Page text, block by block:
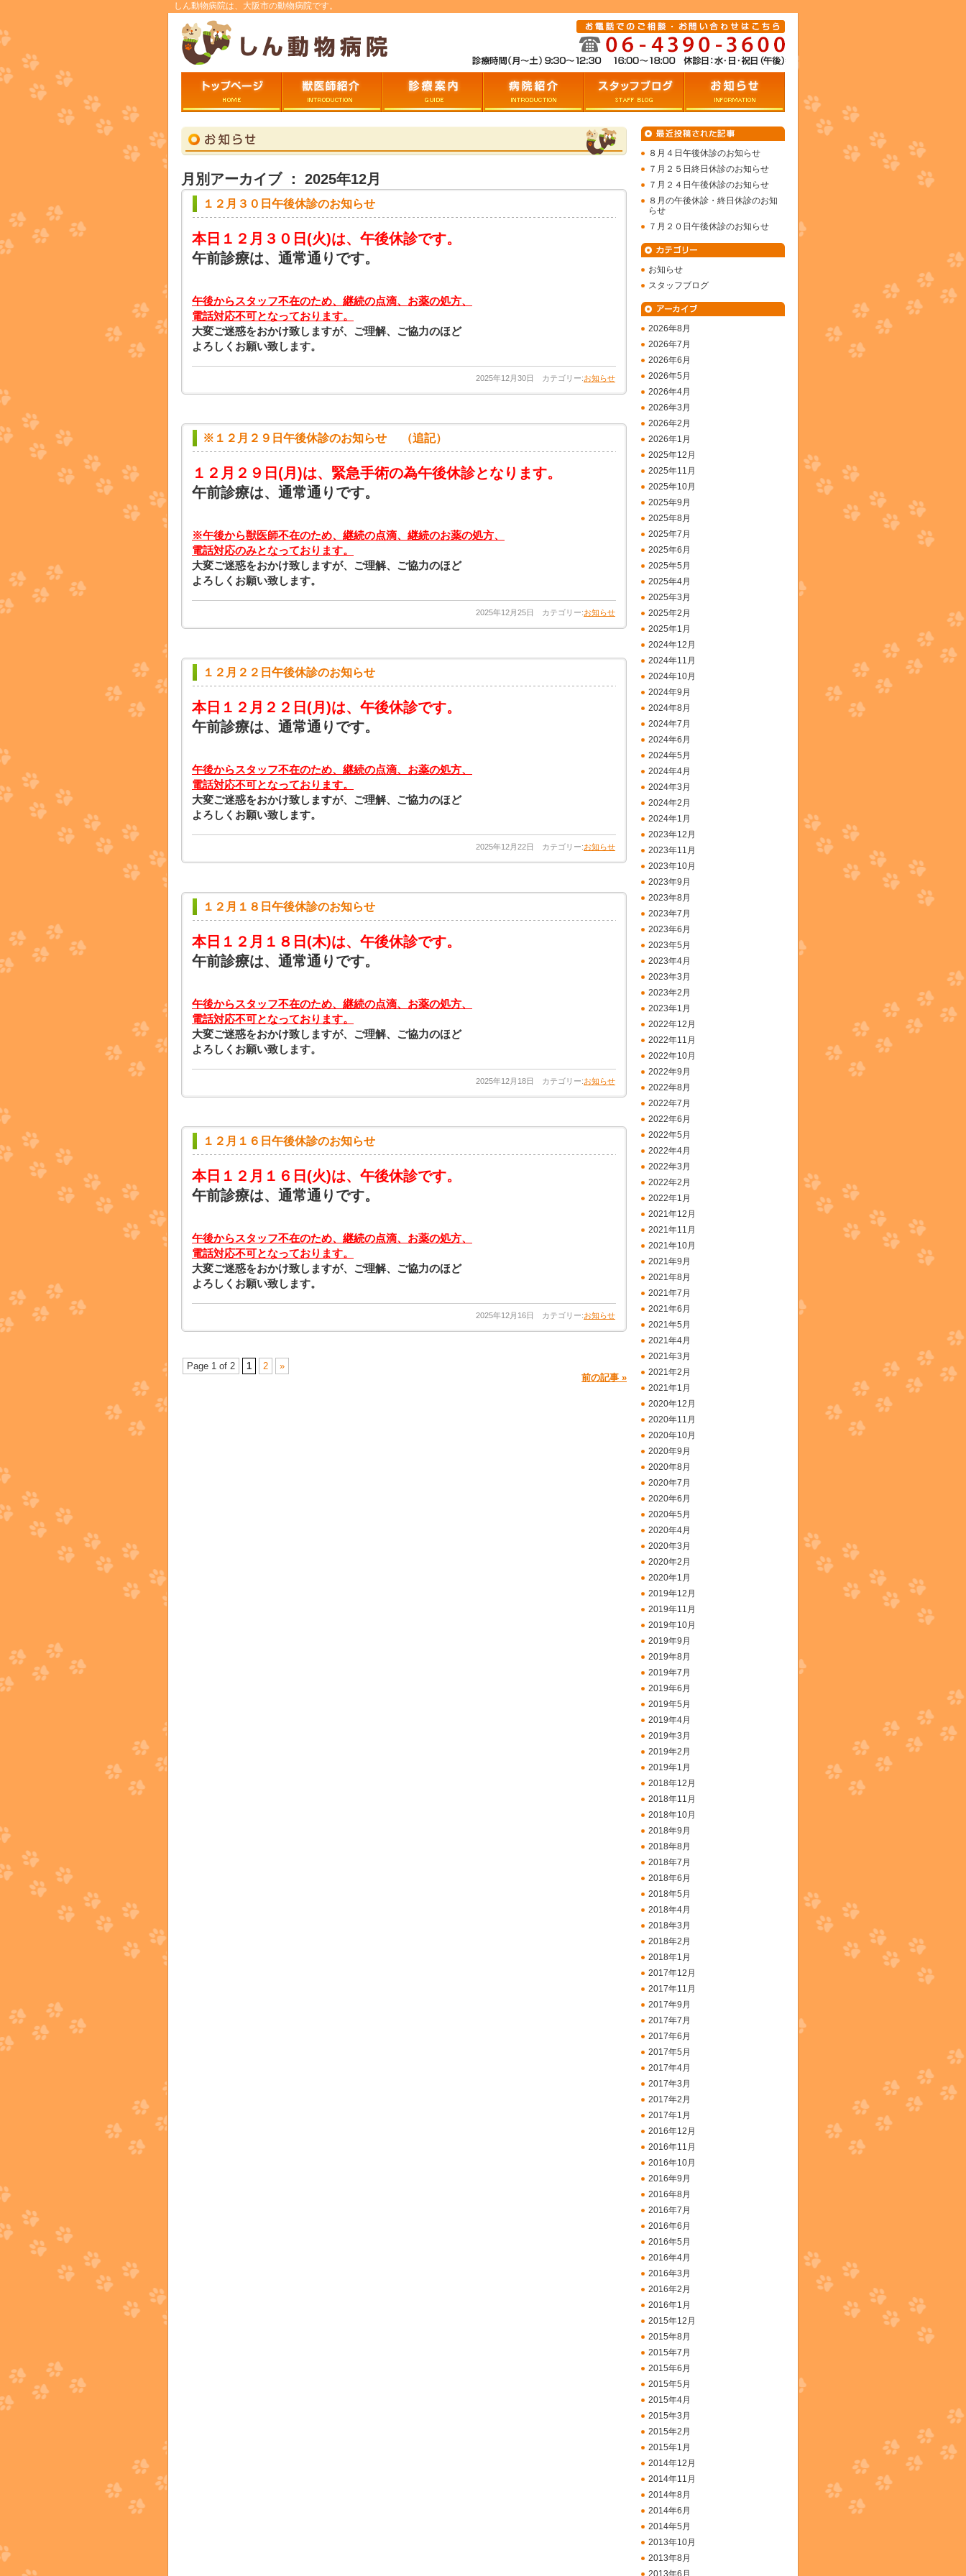
しん動物病院は、大阪市の動物病院です。
月別アーカイブ ： 2025年12月
１２月３０日午後休診のお知らせ
本日１２月３０日 (火)は、午後休診です。
午前診療は、通常通りです。
午後からスタッフ不在のため、継続の点滴、お薬の処方、
電話対応不可となっております。
大変ご迷惑をおかけ致しますが、ご理解、ご協力のほど
よろしくお願い致します。
2025年12月30日 カテゴリー:お知らせ
※１２月２９日午後休診のお知らせ （追記）
１２月２９日 (月)は、緊急手術の為午後休診となります。
午前診療は、通常通りです。
※午後から獣医師不在のため、継続の点滴、継続のお薬の処方、
電話対応のみとなっております。
大変ご迷惑をおかけ致しますが、ご理解、ご協力のほど
よろしくお願い致します。
2025年12月25日 カテゴリー:お知らせ
１２月２２日午後休診のお知らせ
本日１２月２２日 (月)は、午後休診です。
午前診療は、通常通りです。
午後からスタッフ不在のため、継続の点滴、お薬の処方、
電話対応不可となっております。
大変ご迷惑をおかけ致しますが、ご理解、ご協力のほど
よろしくお願い致します。
2025年12月22日 カテゴリー:お知らせ
１２月１８日午後休診のお知らせ
本日１２月１８日 (木)は、午後休診です。
午前診療は、通常通りです。
午後からスタッフ不在のため、継続の点滴、お薬の処方、
電話対応不可となっております。
大変ご迷惑をおかけ致しますが、ご理解、ご協力のほど
よろしくお願い致します。
2025年12月18日 カテゴリー:お知らせ
１２月１６日午後休診のお知らせ
本日１２月１６日 (火)は、午後休診です。
午前診療は、通常通りです。
午後からスタッフ不在のため、継続の点滴、お薬の処方、
電話対応不可となっております。
大変ご迷惑をおかけ致しますが、ご理解、ご協力のほど
よろしくお願い致します。
2025年12月16日 カテゴリー:お知らせ
Page 1 of 2 1 2
»
前の記事 »
８月４日午後休診のお知らせ
７月２５日終日休診のお知らせ
７月２４日午後休診のお知らせ
８月の午後休診・終日休診のお知
らせ
７月２０日午後休診のお知らせ
お知らせ
スタッフブログ
2026年8月
2026年7月
2026年6月
2026年5月
2026年4月
2026年3月
2026年2月
2026年1月
2025年12月
2025年11月
2025年10月
2025年9月
2025年8月
2025年7月
2025年6月
2025年5月
2025年4月
2025年3月
2025年2月
2025年1月
2024年12月
2024年11月
2024年10月
2024年9月
2024年8月
2024年7月
2024年6月
2024年5月
2024年4月
2024年3月
2024年2月
2024年1月
2023年12月
2023年11月
2023年10月
2023年9月
2023年8月
2023年7月
2023年6月
2023年5月
2023年4月
2023年3月
2023年2月
2023年1月
2022年12月
2022年11月
2022年10月
2022年9月
2022年8月
2022年7月
2022年6月
2022年5月
2022年4月
2022年3月
2022年2月
2022年1月
2021年12月
2021年11月
2021年10月
2021年9月
2021年8月
2021年7月
2021年6月
2021年5月
2021年4月
2021年3月
2021年2月
2021年1月
2020年12月
2020年11月
2020年10月
2020年9月
2020年8月
2020年7月
2020年6月
2020年5月
2020年4月
2020年3月
2020年2月
2020年1月
2019年12月
2019年11月
2019年10月
2019年9月
2019年8月
2019年7月
2019年6月
2019年5月
2019年4月
2019年3月
2019年2月
2019年1月
2018年12月
2018年11月
2018年10月
2018年9月
2018年8月
2018年7月
2018年6月
2018年5月
2018年4月
2018年3月
2018年2月
2018年1月
2017年12月
2017年11月
2017年9月
2017年7月
2017年6月
2017年5月
2017年4月
2017年3月
2017年2月
2017年1月
2016年12月
2016年11月
2016年10月
2016年9月
2016年8月
2016年7月
2016年6月
2016年5月
2016年4月
2016年3月
2016年2月
2016年1月
2015年12月
2015年8月
2015年7月
2015年6月
2015年5月
2015年4月
2015年3月
2015年2月
2015年1月
2014年12月
2014年11月
2014年8月
2014年6月
2014年5月
2013年10月
2013年8月
2013年6月